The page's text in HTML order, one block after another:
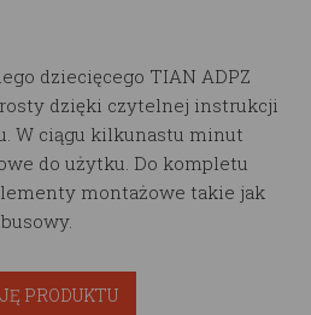
dziecięcego TIAN ADPZ
dzięki czytelnej instrukcji
W ciągu kilkunastu minut
do użytku. Do kompletu
montażowe takie jak
PRODUKTU